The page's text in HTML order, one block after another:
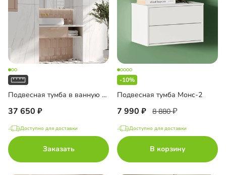
Подвесная тумба в ванную комнату Ментон-4
37 650
Доступно для доставки
Заказать
-10%
Подвесная тумба Монс-2
7 990 8 880
Доступно для доставки
В корзину